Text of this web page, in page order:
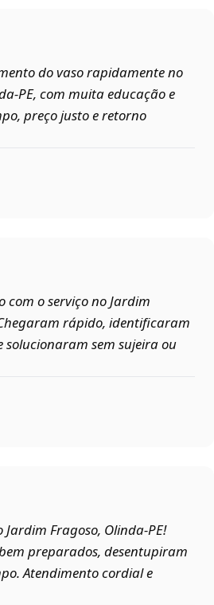
do vaso rapidamente no
com muita educação e
preço justo e retorno
com o serviço no Jardim
rápido, identificaram
solucionaram sem sujeira ou
Fragoso, Olinda‑PE!
preparados, desentupiram
Atendimento cordial e